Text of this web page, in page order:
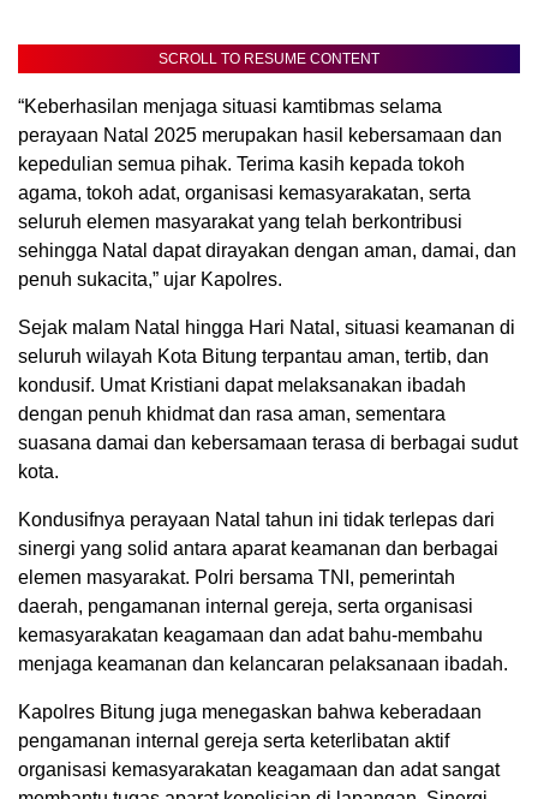
SCROLL TO RESUME CONTENT
“Keberhasilan menjaga situasi kamtibmas selama
perayaan Natal 2025 merupakan hasil kebersamaan dan
kepedulian semua pihak. Terima kasih kepada tokoh
agama, tokoh adat, organisasi kemasyarakatan, serta
seluruh elemen masyarakat yang telah berkontribusi
sehingga Natal dapat dirayakan dengan aman, damai, dan
penuh sukacita,” ujar Kapolres.
Sejak malam Natal hingga Hari Natal, situasi keamanan di
seluruh wilayah Kota Bitung terpantau aman, tertib, dan
kondusif. Umat Kristiani dapat melaksanakan ibadah
dengan penuh khidmat dan rasa aman, sementara
suasana damai dan kebersamaan terasa di berbagai sudut
kota.
Kondusifnya perayaan Natal tahun ini tidak terlepas dari
sinergi yang solid antara aparat keamanan dan berbagai
elemen masyarakat. Polri bersama TNI, pemerintah
daerah, pengamanan internal gereja, serta organisasi
kemasyarakatan keagamaan dan adat bahu-membahu
menjaga keamanan dan kelancaran pelaksanaan ibadah.
Kapolres Bitung juga menegaskan bahwa keberadaan
pengamanan internal gereja serta keterlibatan aktif
organisasi kemasyarakatan keagamaan dan adat sangat